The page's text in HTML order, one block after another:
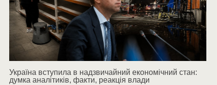
Україна вступила в надзвичайний економічний стан:
думка аналітиків, факти, реакція влади